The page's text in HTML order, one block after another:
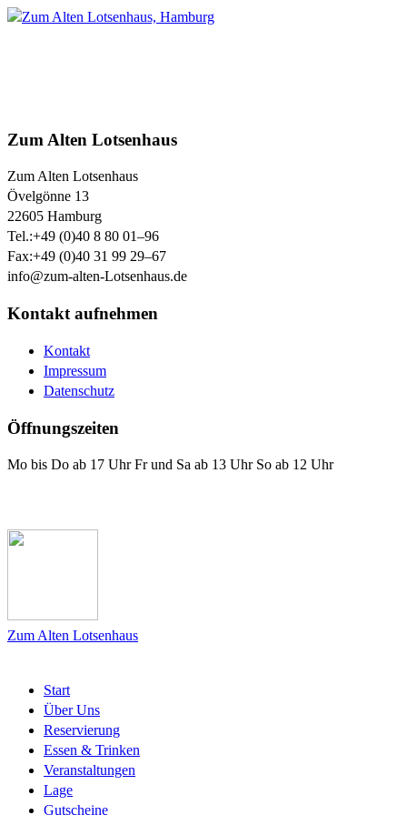
Zum Alten Lotsenhaus
Zum Alten Lotsenhaus
Övelgönne 13
22605 Hamburg
Tel.:+49 (0)40 8 80 01–96
Fax:+49 (0)40 31 99 29–67
info@zum-alten-Lotsenhaus.de
Kontakt aufnehmen
Kontakt
Impressum
Datenschutz
Öffnungszeiten
Mo bis Do ab 17 Uhr Fr und Sa ab 13 Uhr So ab 12 Uhr
Zum Alten Lotsenhaus
Start
Über Uns
Reservierung
Essen & Trinken
Veranstaltungen
Lage
Gutscheine